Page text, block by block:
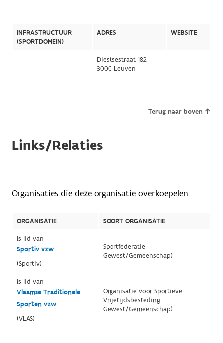
INFRASTRUCTUUR
(SPORTDOMEIN)
ADRES WEBSITE
Diestsestraat 182
3000 Leuven
Terug naar boven
Links/Relaties
Organisaties die deze organisatie overkoepelen :
ORGANISATIE
SOORT ORGANISATIE
Is lid van
Sportiv vzw
(Sportiv)
Sportfederatie
Gewest/Gemeenschap)
Is lid van
Vlaamse Traditionele
Sporten vzw
(VLAS)
Organisatie voor Sportieve
Vrijetijdsbesteding
Gewest/Gemeenschap)